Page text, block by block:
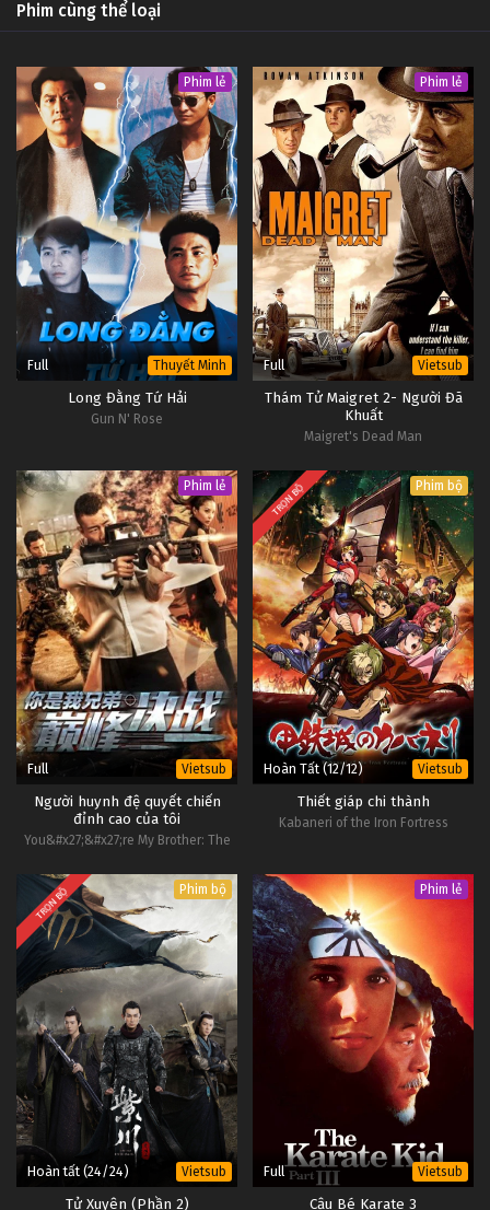
Tập Tập 1
Phim cùng thể loại
Phim lẻ
Full Thuyết Minh
Long Đằng Tứ Hải
Gun N' Rose
Phim lẻ
Full Vietsub
Thám Tử Maigret 2- Người Đã
Khuất
Maigret's Dead Man
Phim lẻ
Full Vietsub
Người huynh đệ quyết chiến
đỉnh cao của tôi
You&#x27;&#x27;re My Brother: The
TRỌN BỘ Phim bộ
Hoàn Tất (12/12) Vietsub
Thiết giáp chi thành
Kabaneri of the Iron Fortress
TRỌN BỘ Phim bộ
Hoàn tất (24/24) Vietsub
Tử Xuyên (Phần 2)
Phim lẻ
Full Vietsub
Cậu Bé Karate 3